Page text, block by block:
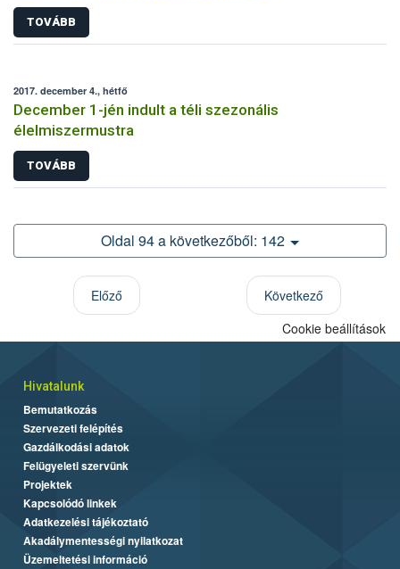
TOVÁBB
2017. december 4., hétfő
December 1-jén indult a téli szezonális
élelmiszermustra
TOVÁBB
Oldal 94 a következőből: 142
Előző Következő
Cookie beállítások
Hivatalunk
Bemutatkozás
Szervezeti felépítés
Gazdálkodási adatok
Felügyeleti szervünk
Projektek
Kapcsolódó linkek
Adatkezelési tájékoztató
Akadálymentességi nyilatkozat
Üzemeltetési információ